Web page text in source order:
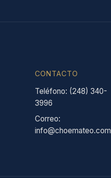
CONTACTO
Teléfono: (248) 340-
3996
Correo:
info@choemateo.com